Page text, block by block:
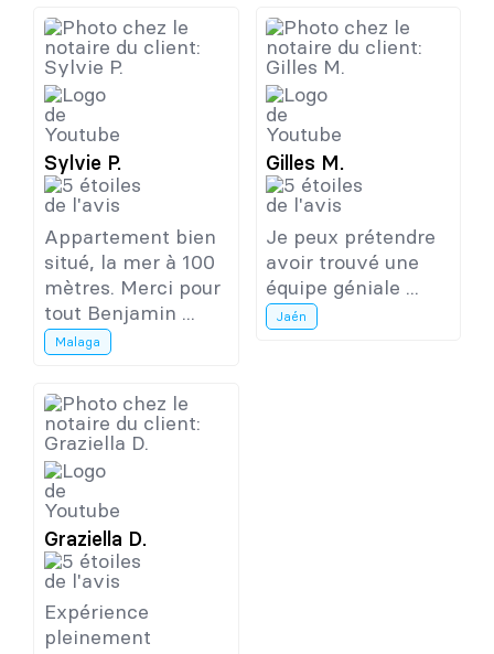
Sylvie P.
Appartement bien
situé, la mer à 100
mètres. Merci pour
tout Benjamin ...
Malaga
Gilles M.
Je peux prétendre
avoir trouvé une
équipe géniale ...
Jaén
Graziella D.
Expérience
pleinement